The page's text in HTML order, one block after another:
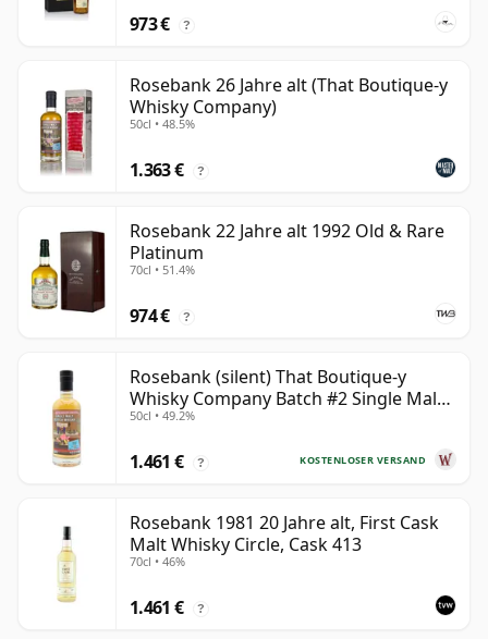
973 € ?
Rosebank 26 Jahre alt (That Boutique-y
Whisky Company)
50cl • 48.5%
1.363 € ?
Rosebank 22 Jahre alt 1992 Old & Rare
Platinum
70cl • 51.4%
974 € ?
Rosebank (silent) That Boutique-y
Whisky Company Batch #2 Single Mal
28 Jahre alt
50cl • 49.2%
KOSTENLOSER VERSAND
1.461 € ?
Rosebank 1981 20 Jahre alt, First Cask
Malt Whisky Circle, Cask 413
70cl • 46%
1.461 € ?